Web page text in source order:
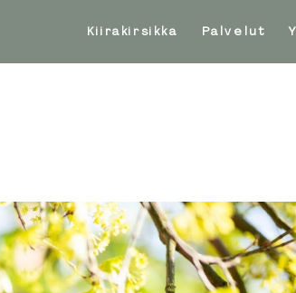
Kiirakirsikka Palvelut